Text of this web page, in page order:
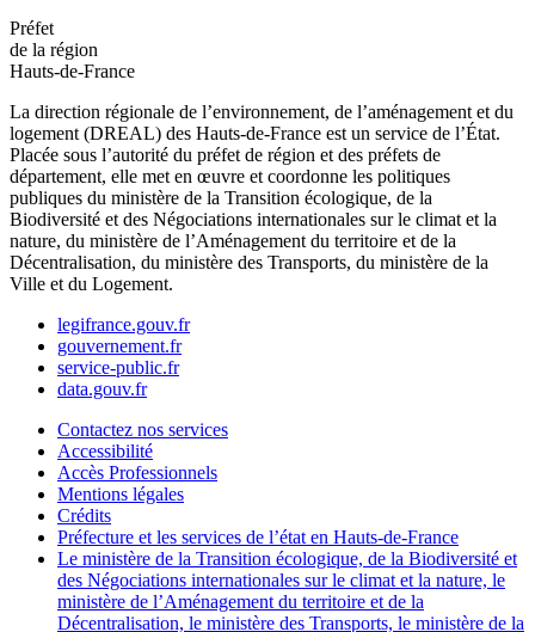
Préfet
de la région
Hauts-de-France
La direction régionale de l’environnement, de l’aménagement et du
logement (DREAL) des Hauts-de-France est un service de l’État.
Placée sous l’autorité du préfet de région et des préfets de
département, elle met en œuvre et coordonne les politiques
publiques du ministère de la Transition écologique, de la
Biodiversité et des Négociations internationales sur le climat et la
nature, du ministère de l’Aménagement du territoire et de la
Décentralisation, du ministère des Transports, du ministère de la
Ville et du Logement.
legifrance.gouv.fr
gouvernement.fr
service-public.fr
data.gouv.fr
Contactez nos services
Accessibilité
Accès Professionnels
Mentions légales
Crédits
Préfecture et les services de l’état en Hauts-de-France
Le ministère de la Transition écologique, de la Biodiversité et
des Négociations internationales sur le climat et la nature, le
ministère de l’Aménagement du territoire et de la
Décentralisation, le ministère des Transports, le ministère de la